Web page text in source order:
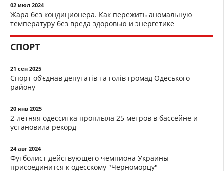
02 июл 2024
Жара без кондиционера. Как пережить аномальную
температуру без вреда здоровью и энергетике
СПОРТ
21 сен 2025
Спорт об’єднав депутатів та голів громад Одеського
району
20 янв 2025
2-летняя одесситка проплыла 25 метров в бассейне и
установила рекорд
24 авг 2024
Футболист действующего чемпиона Украины
присоединится к одесскому "Черноморцу"